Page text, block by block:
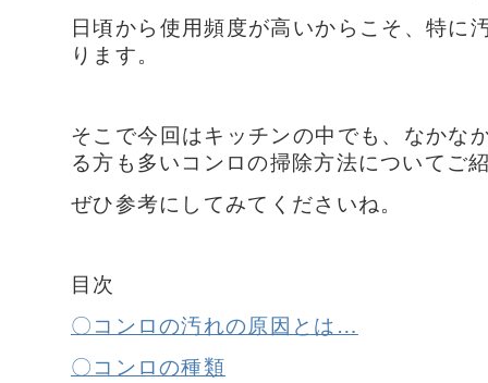
日頃から使用頻度が高いからこそ、特に
ります。
そこで今回はキッチンの中でも、なかな
る方も多いコンロの掃除方法についてご
ぜひ参考にしてみてくださいね。
目次
〇コンロの汚れの原因とは…
〇コンロの種類